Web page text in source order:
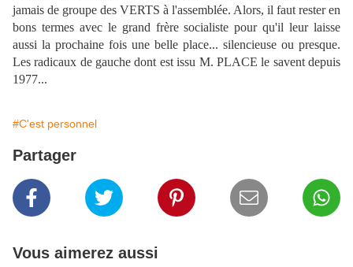
jamais de groupe des VERTS à l'assemblée. Alors, il faut rester en
bons termes avec le grand frère socialiste pour qu'il leur laisse
aussi la prochaine fois une belle place... silencieuse ou presque.
Les radicaux de gauche dont est issu M. PLACE le savent depuis
1977...
#C'est personnel
Partager
Vous aimerez aussi